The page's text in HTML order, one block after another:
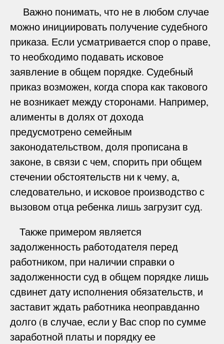
Важно понимать, что не в любом случае
можно инициировать получение судебного
приказа. Если усматривается спор о праве,
то необходимо подавать исковое
заявление в общем порядке. Судебный
приказ возможен, когда спора как такового
не возникает между сторонами. Например,
алименты в долях от дохода
предусмотрено семейным
законодательством, доля прописана в
законе, в связи с чем, спорить при общем
стечении обстоятельств ни к чему, а,
следовательно, и исковое производство с
вызовом отца ребенка лишь загрузит суд.
Также примером является
задолженность работодателя перед
работником, при наличии справки о
задолженности суд в общем порядке лишь
сдвинет дату исполнения обязательств, и
заставит ждать работника неоправданно
долго (в случае, если у Вас спор по сумме
заработной платы и порядку ее